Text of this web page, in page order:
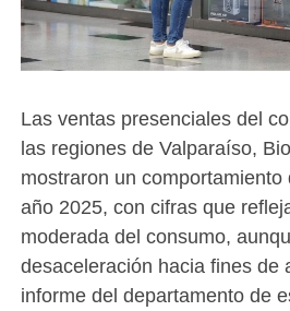
Las ventas presenciales del
las regiones de Valparaíso,
mostraron un
año 2025, con cifras que
moderada del consumo,
desaceleración hacia fines de
informe del departamento de